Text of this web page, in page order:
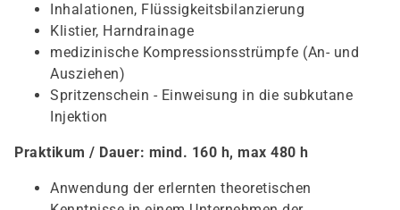
Inhalationen, Flüssigkeitsbilanzierung
Klistier, Harndrainage
medizinische Kompressionsstrümpfe (An- und
Ausziehen)
Spritzenschein - Einweisung in die subkutane
Injektion
Praktikum / Dauer: mind. 160 h, max 480 h
Anwendung der erlernten theoretischen